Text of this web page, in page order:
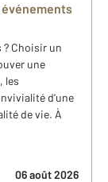
Choisir un
une
les
d'une
de vie. À
06 août 2026